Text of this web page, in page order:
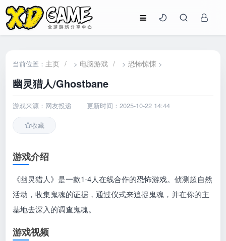
当前位置： 主页 / > 电脑游戏 / >恐怖惊悚 >
幽灵猎人/Ghostbane
游戏来源：网友投递 更新时间：2025-10-22 14:44
收藏
游戏介绍
《幽灵猎人》是一款1-4人在线合作的恐怖游戏。侦测超自然
活动，收集鬼魂的证据，通过仪式来追捉鬼魂，并在你的主
基地去深入的调查鬼魂。
游戏视频